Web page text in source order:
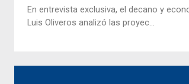
En entrevista exclusiva, el decano y
Luis Oliveros analizó las proyec...